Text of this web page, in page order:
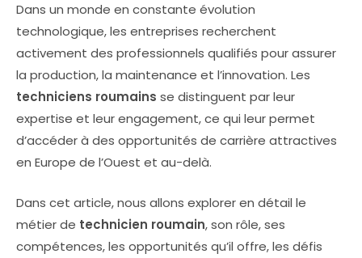
Dans un monde en constante évolution
technologique, les entreprises recherchent
activement des professionnels qualifiés pour assurer
la production, la maintenance et l’innovation. Les
techniciens roumains se distinguent par leur
expertise et leur engagement, ce qui leur permet
d’accéder à des opportunités de carrière attractives
en Europe de l’Ouest et au-delà.
Dans cet article, nous allons explorer en détail le
métier de technicien roumain, son rôle, ses
compétences, les opportunités qu’il offre, les défis